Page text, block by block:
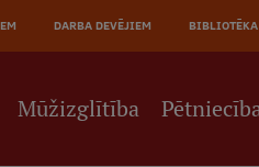
DARBA DEVĒJIEM BIBLIOTĒKA
Mūžizglītība